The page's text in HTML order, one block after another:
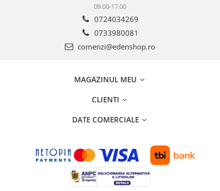
09.00-17.00
0724034269
0733980081
comenzi@edenshop.ro
MAGAZINUL MEU
CLIENTI
DATE COMERCIALE